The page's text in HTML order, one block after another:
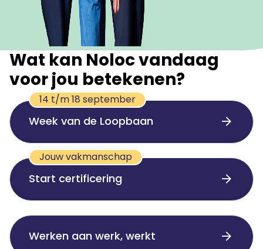
Wat kan Noloc vandaag
voor jou betekenen?
Week van de Loopbaan
14 t/m 18 september
Start certificering
Jouw vakmanschap
Werken aan werk, werkt